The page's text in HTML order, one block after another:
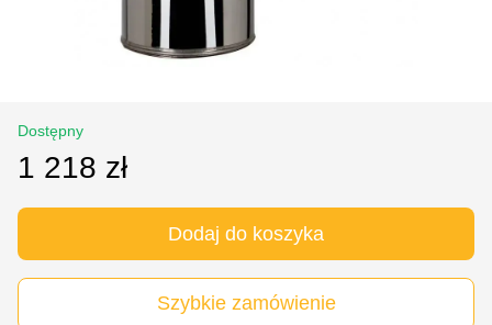
Dostępny
1 218 zł
Dodaj do koszyka
Szybkie zamówienie